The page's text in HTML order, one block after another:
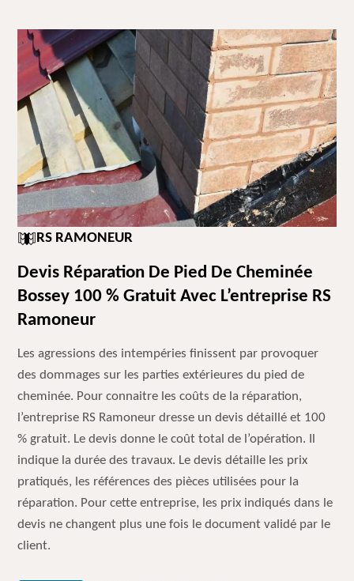
RS RAMONEUR
Devis Réparation De Pied De Cheminée
Bossey 100 % Gratuit Avec L’entreprise RS
Ramoneur
Les agressions des intempéries finissent par provoquer
des dommages sur les parties extérieures du pied de
cheminée. Pour connaitre les coûts de la réparation,
l’entreprise RS Ramoneur dresse un devis détaillé et 100
% gratuit. Le devis donne le coût total de l’opération. Il
indique la durée des travaux. Le devis détaille les prix
pratiqués, les références des pièces utilisées pour la
réparation. Pour cette entreprise, les prix indiqués dans le
devis ne changent plus une fois le document validé par le
client.